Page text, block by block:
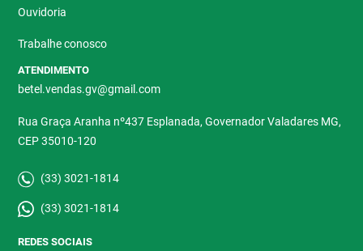
Ouvidoria
Trabalhe conosco
ATENDIMENTO
betel.vendas.gv@gmail.com
Rua Graça Aranha nº437 Esplanada, Governador Valadares MG,
CEP 35010-120
(33) 3021-1814
(33) 3021-1814
REDES SOCIAIS